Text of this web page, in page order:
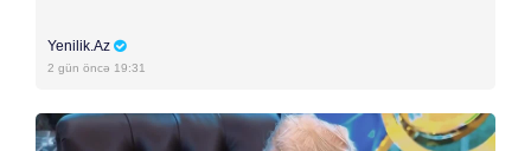
Yenilik.Az
2 gün öncə 19:31